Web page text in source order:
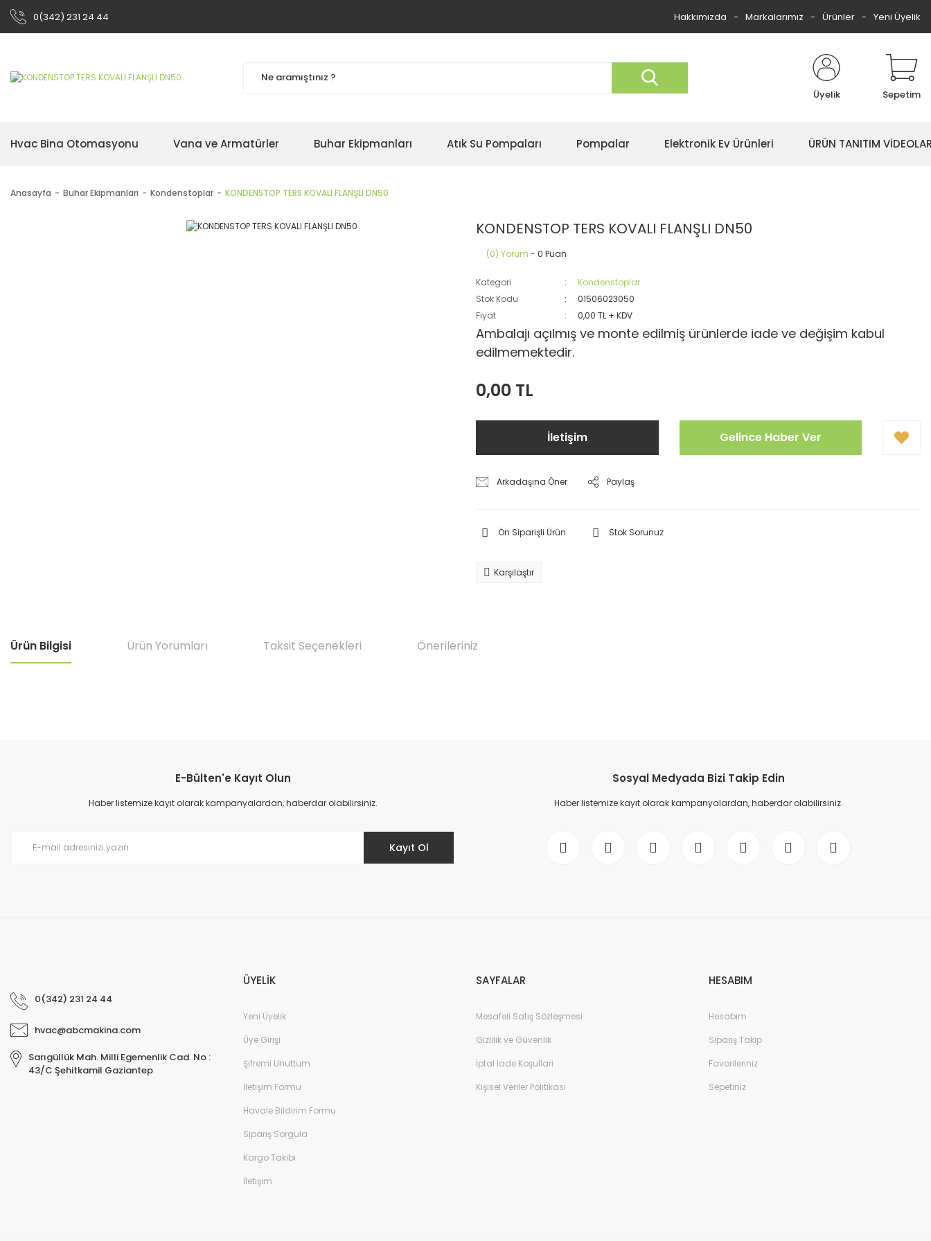
0(342) 231 24 44 Hakkımızda Markalarımız Ürünler Yeni Üyelik
Üyelik Sepetim
Hvac Bina Otomasyonu Vana ve Armatürler Buhar Ekipmanları Atık Su Pompaları Pompalar Elektronik Ev Ürünleri ÜRÜN TANITIM
Anasayfa Buhar Ekipmanları Kondenstoplar KONDENSTOP TERS KOVALI FLANŞLI DN50
KONDENSTOP TERS KOVALI FLANŞLI DN50
(0) Yorum - 0 Puan
Kategori
Kondenstoplar
Stok Kodu
01506023050
Fiyat
0,00 TL + KDV
Ambalajı açılmış ve monte edilmiş ürünlerde iade ve değişim kabul
edilmemektedir.
0,00 TL
İletişim Gelince Haber Ver
Arkadaşına Öner Paylaş
Ön Siparişli Ürün Stok Sorunuz
Karşılaştır
Ürün Bilgisi Ürün Yorumları Taksit Seçenekleri Önerileriniz
Ürün resmi kalitesiz, bozuk veya görüntülenemiyor.
Ürün açıklamasında eksik bilgiler bulunuyor.
E-Bülten'e Kayıt Olun
Haber listemize kayıt olarak kampanyalardan, haberdar olabilirsiniz.
Kayıt Ol
Sosyal Medyada Bizi Takip Edin
Haber listemize kayıt olarak kampanyalardan, haberdar olabilirsiniz.
0(342) 231 24 44
hvac@abcmakina.com
Sarıgüllük Mah. Milli Egemenlik Cad. No :
43/C Şehitkamil Gaziantep
ÜYELİK
Yeni Üyelik
Üye Girişi
Şifremi Unuttum
İletişim Formu
Havale Bildirim Formu
Sipariş Sorgula
Kargo Takibi
İletişim
SAYFALAR
Mesafeli Satış Sözleşmesi
Gizlilik ve Güvenlik
İptal İade Koşullari
Kişisel Veriler Politikası
HESABIM
Hesabım
Sipariş Takip
Favorileriniz
Sepetiniz